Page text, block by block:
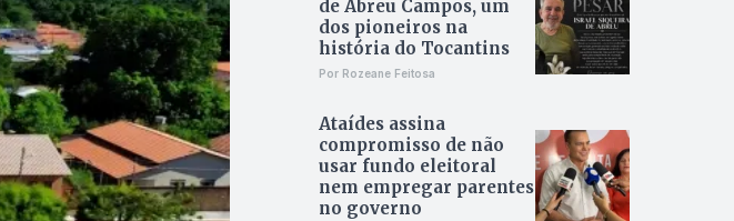
de Abreu Campos, um
dos pioneiros na
história do Tocantins
Por Rozeane Feitosa
Ataídes assina
compromisso de não
usar fundo eleitoral
nem empregar parentes
no governo